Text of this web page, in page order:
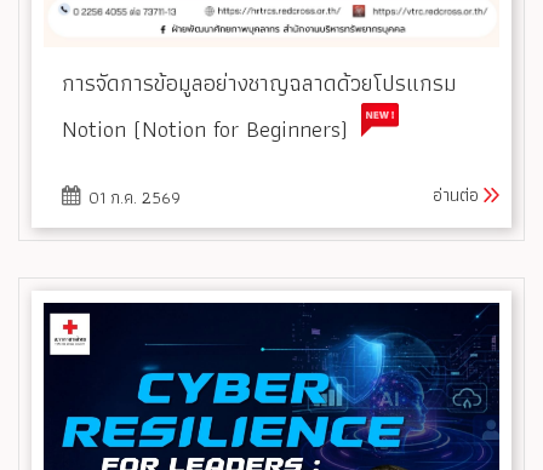
การจัดการข้อมูลอย่างชาญฉลาดด้วยโปรแกรม
Notion (Notion for Beginners)
01 ก.ค. 2569 อ่านต่อ